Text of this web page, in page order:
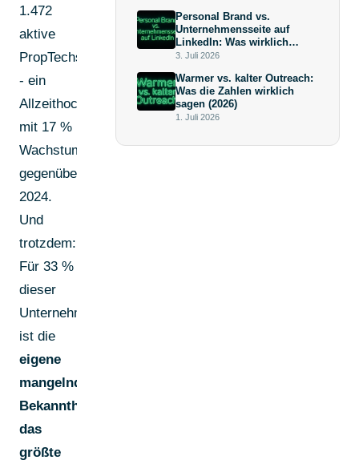
1.472
aktive
PropTechs
- ein
Allzeithoch
mit 17 %
Wachstum
gegenüber
2024.
Und
trotzdem:
Für 33 %
dieser
Unternehmen
ist die
eigene
mangelnde
Bekanntheit
das
größte
Personal Brand vs.
Unternehmensseite auf
LinkedIn: Was wirklich
mehr bringt (und warum die
Überraschung ist)
3. Juli 2026
Warmer vs. kalter Outreach:
Was die Zahlen wirklich
sagen (2026)
1. Juli 2026